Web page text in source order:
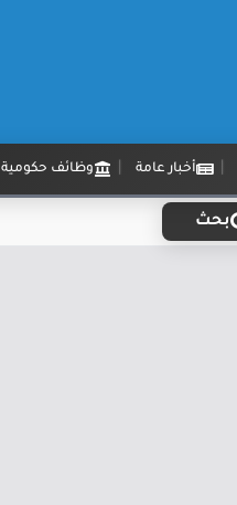
أخبار عامة وظائف حكومية
بحث